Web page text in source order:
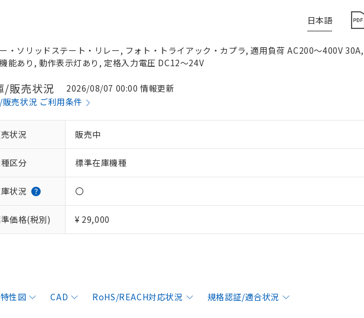
日本語
・ソリッドステート・リレー, フォト・トライアック・カプラ, 適用負荷 AC200～400V
能あり, 動作表示灯あり, 定格入力電圧 DC12～24V
/販売状況
2026/08/07 00:00 情報更新
売状況 ご利用条件
状況 販売中
区分 標準在庫機種
状況 〇
価格(税別) ¥ 29,000
特性図 CAD RoHS/REACH対応状況 規格認証/適合状況